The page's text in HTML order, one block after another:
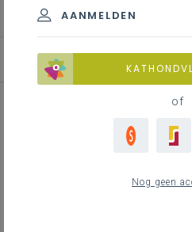
Inspirerend materiaal
Tool: Kahoot
AANMELDEN
of
Nog geen